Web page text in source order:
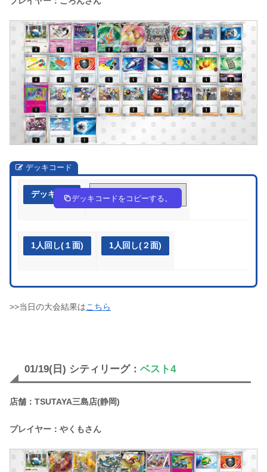
デッキコード
デッキ作成 iLLngL-109SFT-Hg6nnQ
デッキコードをコピーする。
1人回し(１面) 1人回し(２面)
>>当日の大会結果はこちら
01/19(日) シティリーグ： ベスト4
店舗：TSUTAYA三島店(静岡)
プレイヤー：やくもさん